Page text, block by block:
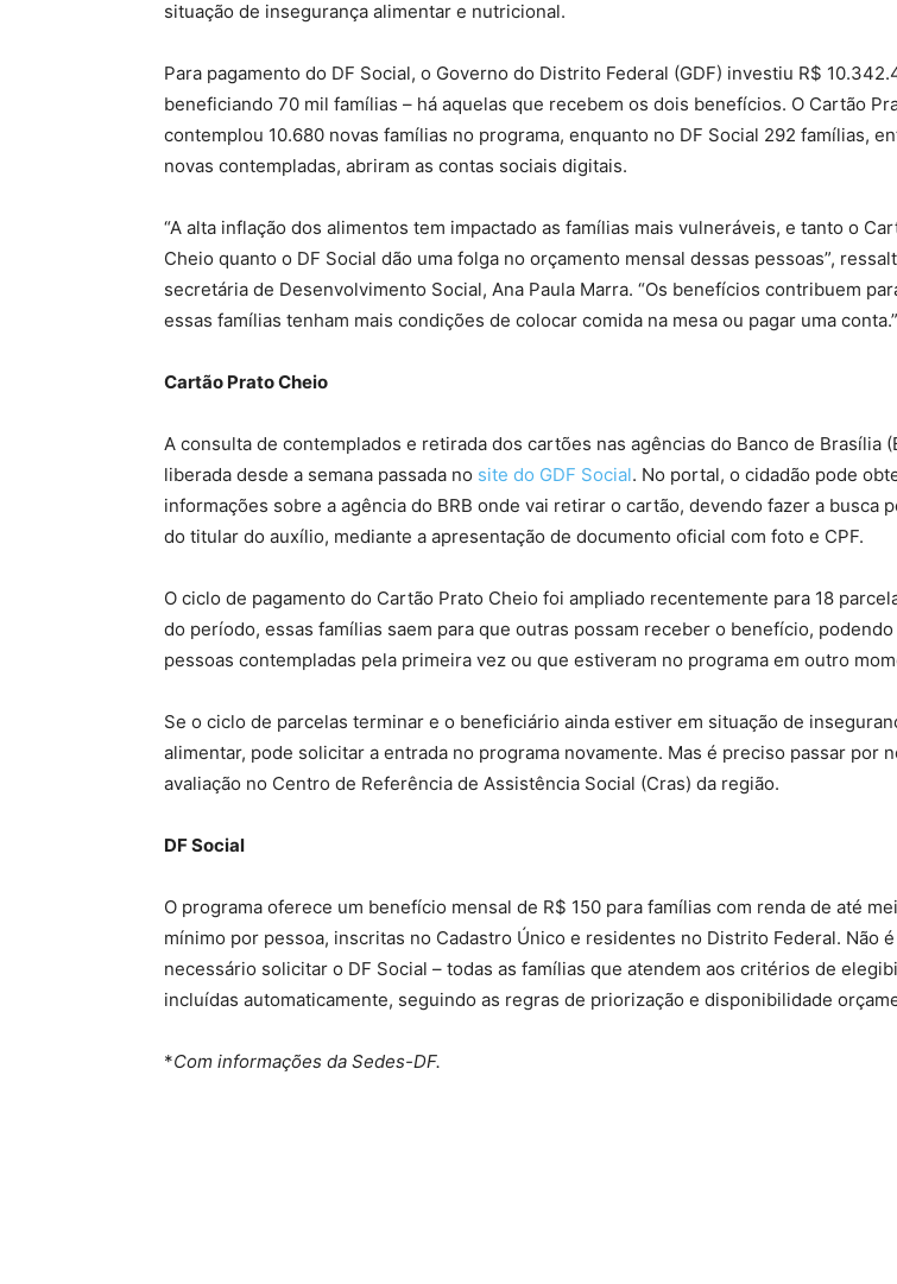
situação de insegurança alimentar e nutricional.
Para pagamento do DF Social, o Governo do Distrito Federal (GDF) investiu R$
beneficiando 70 mil famílias – há aquelas que recebem os dois benefícios. O Cartão
contemplou 10.680 novas famílias no programa, enquanto no DF Social 292 famílias,
novas contempladas, abriram as contas sociais digitais.
“A alta inflação dos alimentos tem impactado as famílias mais vulneráveis, e tanto o
Cheio quanto o DF Social dão uma folga no orçamento mensal dessas pessoas”,
secretária de Desenvolvimento Social, Ana Paula Marra. “Os benefícios contribuem
essas famílias tenham mais condições de colocar comida na mesa ou pagar uma conta.”
Cartão Prato Cheio
A consulta de contemplados e retirada dos cartões nas agências do Banco de Brasília
liberada desde a semana passada no site do GDF Social. No portal, o cidadão pode
informações sobre a agência do BRB onde vai retirar o cartão, devendo fazer a busca
do titular do auxílio, mediante a apresentação de documento oficial com foto e CPF.
O ciclo de pagamento do Cartão Prato Cheio foi ampliado recentemente para 18
do período, essas famílias saem para que outras possam receber o benefício,
pessoas contempladas pela primeira vez ou que estiveram no programa em outro
Se o ciclo de parcelas terminar e o beneficiário ainda estiver em situação de
alimentar, pode solicitar a entrada no programa novamente. Mas é preciso passar por
avaliação no Centro de Referência de Assistência Social (Cras) da região.
DF Social
O programa oferece um benefício mensal de R$ 150 para famílias com renda de até
mínimo por pessoa, inscritas no Cadastro Único e residentes no Distrito Federal. Não é
necessário solicitar o DF Social – todas as famílias que atendem aos critérios de
incluídas automaticamente, seguindo as regras de priorização e disponibilidade
*Com informações da Sedes-DF.